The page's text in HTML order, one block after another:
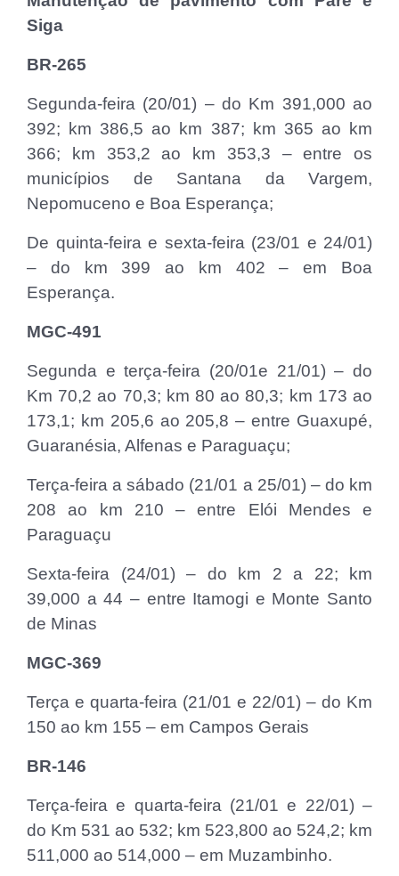
Siga
BR-265
Segunda-feira (20/01) – do Km 391,000 ao
392; km 386,5 ao km 387; km 365 ao km
366; km 353,2 ao km 353,3 – entre os
municípios de Santana da Vargem,
Nepomuceno e Boa Esperança;
De quinta-feira e sexta-feira (23/01 e 24/01)
– do km 399 ao km 402 – em Boa
Esperança.
MGC-491
Segunda e terça-feira (20/01e 21/01) – do
Km 70,2 ao 70,3; km 80 ao 80,3; km 173 ao
173,1; km 205,6 ao 205,8 – entre Guaxupé,
Guaranésia, Alfenas e Paraguaçu;
Terça-feira a sábado (21/01 a 25/01) – do km
208 ao km 210 – entre Elói Mendes e
Paraguaçu
Sexta-feira (24/01) – do km 2 a 22; km
39,000 a 44 – entre Itamogi e Monte Santo
de Minas
MGC-369
Terça e quarta-feira (21/01 e 22/01) – do Km
150 ao km 155 – em Campos Gerais
BR-146
Terça-feira e quarta-feira (21/01 e 22/01) –
do Km 531 ao 532; km 523,800 ao 524,2; km
511,000 ao 514,000 – em Muzambinho.